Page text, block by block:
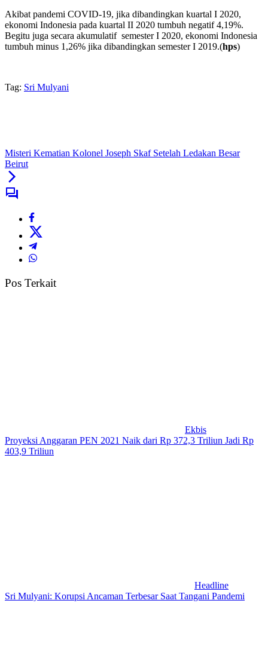
Akibat pandemi COVID-19, jika dibandingkan kuartal I 2020,
ekonomi Indonesia pada kuartal II 2020 tumbuh negatif 4,19%.
Begitu juga secara akumulatif semester I 2020, ekonomi Indonesia
tumbuh minus 1,26% jika dibandingkan semester I 2019.(hps)
Tag: Sri Mulyani
Misteri Kematian Kolonel Joseph Skaf Setelah Ledakan Besar
Beirut
Pos Terkait
Ekbis
Proyeksi Anggaran PEN 2021 Naik dari Rp 372,3 Triliun Jadi Rp
403,9 Triliun
Headline
Sri Mulyani: Korupsi Ancaman Terbesar Saat Tangani Pandemi